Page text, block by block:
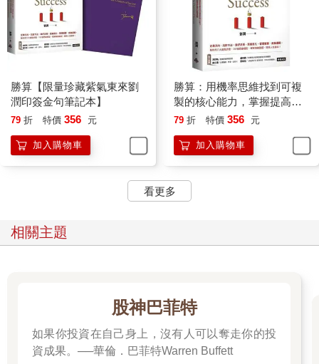
為他們曾經被數學傷害過，留下了心理陰影。作為一名畢業於數
學系的商業顧問，我為他們感到深深的遺憾。
其實，數學是用來描述萬物本質的語言，是理解這個世界的
底層邏輯。只有從數學上理解了一件事情，你才真正從本質上理
數學，是一門不能被證偽的學科，是所有自然學科的終點。
經濟學的盡頭，是數學；物理學的盡頭，是數學；所有自然學科
的盡頭，都是數學。
創業路上，在經營企業的過程中，你一定會有很多困惑，比如：
² 一個人要創業多少次，才能獲得成功？
² 創業時應該選「鐘形」行業，還是「尖刀形」行業？
² 在招聘員工的時候，應該招聘能力強的還是態度好的？
² 為什麼無論付出多大的努力，財富機會都是不均等的？
看似複雜的商業模式，用一個簡潔的數學公式便可揭示其奧
妙。很多棘手的商業問題，利用一些簡單又常見的數學知識就能
找到解法。瞬息萬變的商業世界撲朔迷離，令人難以捉摸，但以
數學為鑰匙，就能掌握其底層邏輯，讓你洞若觀火。
勝算【限量珍藏紫氣東來劉
潤印簽金句筆記本】
79 折 特價 356 元
加入購物車
勝算：用機率思維找到可複
製的核心能力，掌握提高勝
算的底層邏輯
79 折 特價 356 元
加入購物車
看更多
相關主題
股神巴菲特
如果你投資在自己身上，沒有人可以奪走你的投
資成果。──華倫．巴菲特Warren Buffett